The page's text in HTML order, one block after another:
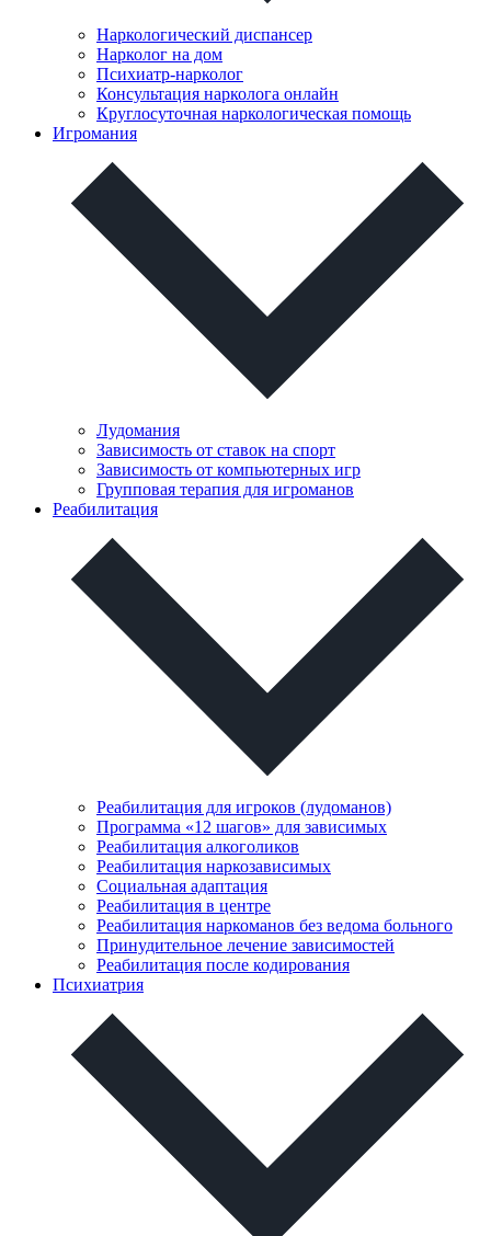
Наркологический диспансер
Нарколог на дом
Психиатр-нарколог
Консультация нарколога онлайн
Круглосуточная наркологическая помощь
Игромания
Лудомания
Зависимость от ставок на спорт
Зависимость от компьютерных игр
Групповая терапия для игроманов
Реабилитация
Реабилитация для игроков (лудоманов)
Программа «12 шагов» для зависимых
Реабилитация алкоголиков
Реабилитация наркозависимых
Социальная адаптация
Реабилитация в центре
Реабилитация наркоманов без ведома больного
Принудительное лечение зависимостей
Реабилитация после кодирования
Психиатрия